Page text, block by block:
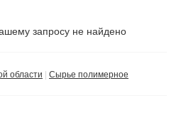
запросу не найдено
области Сырье полимерное